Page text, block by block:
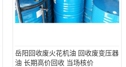
岳阳回收废火花机油 回收废变压器
油 长期高价回收 当场核价